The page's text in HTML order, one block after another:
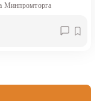
Минпромторга